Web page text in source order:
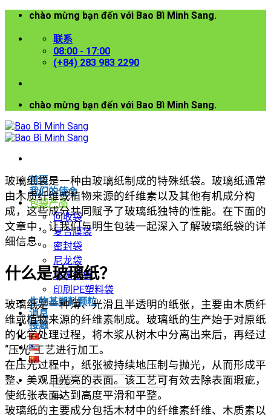
chào mừng bạn đến với Bao Bì Minh Sang.
联系
08:00 - 17:00
(+84) 283 983 2290
chào mừng bạn đến với Bao Bì Minh Sang.
首页
我们的使命
包袋产品
回收袋
复合膜袋
密封袋
尼龙袋
玻璃纸袋
印刷PE塑料袋
生物基塑料颗粒
消息
接触
搜
索：
玻璃纸袋是一种由玻璃纸制成的特殊纸袋。玻璃纸通常
由木质纤维或植物来源的纤维素以及其他有机成分构
成，这些成分共同赋予了玻璃纸独特的性能。在下面的
文章中，让我们与明生包装一起深入了解玻璃纸袋的详
细信息。
什么是玻璃纸？
玻璃纸是一种薄、光滑且半透明的纸张，主要由木质纤
维或植物来源的纤维素制成。玻璃纸的生产始于对原纸
的化学处理过程，将木浆从树木中分离出来后，再经过
“压光”工艺进行加工。
在压光过程中，纸张被持续地压制与抛光，从而形成平
整、美观且光亮的表面。该工艺可有效去除表面瑕疵，
使纸张表面达到高度平滑和平整。
玻璃纸的主要成分包括木材中的纤维素纤维、木质素以